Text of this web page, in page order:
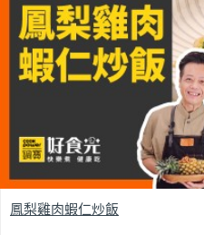
鳳梨雞肉蝦仁炒飯